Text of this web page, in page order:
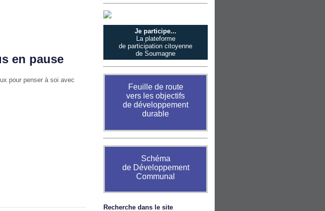
en pause
pour penser à soi avec
Je participe...
La plateforme
de participation citoyenne
de Soumagne
Feuille de route
vers les objectifs
de développement
durable
Schéma
de Développement
Communal
Recherche dans le site